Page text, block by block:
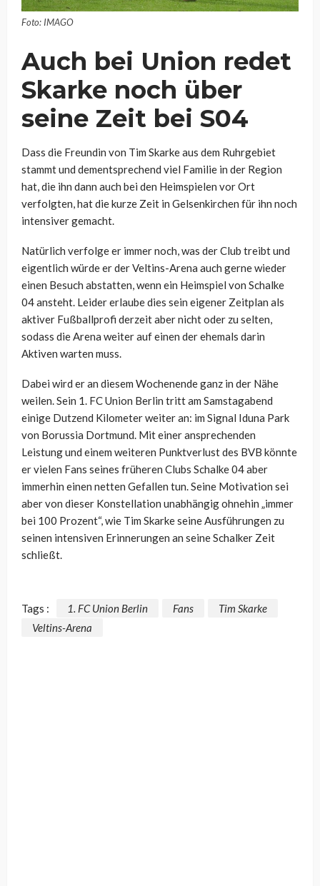
Foto: IMAGO
Auch bei Union redet
Skarke noch über
seine Zeit bei S04
Dass die Freundin von Tim Skarke aus dem Ruhrgebiet
stammt und dementsprechend viel Familie in der Region
hat, die ihn dann auch bei den Heimspielen vor Ort
verfolgten, hat die kurze Zeit in Gelsenkirchen für ihn noch
intensiver gemacht.
Natürlich verfolge er immer noch, was der Club treibt und
eigentlich würde er der Veltins-Arena auch gerne wieder
einen Besuch abstatten, wenn ein Heimspiel von Schalke
04 ansteht. Leider erlaube dies sein eigener Zeitplan als
aktiver Fußballprofi derzeit aber nicht oder zu selten,
sodass die Arena weiter auf einen der ehemals darin
Aktiven warten muss.
Dabei wird er an diesem Wochenende ganz in der Nähe
weilen. Sein 1. FC Union Berlin tritt am Samstagabend
einige Dutzend Kilometer weiter an: im Signal Iduna Park
von Borussia Dortmund. Mit einer ansprechenden
Leistung und einem weiteren Punktverlust des BVB könnte
er vielen Fans seines früheren Clubs Schalke 04 aber
immerhin einen netten Gefallen tun. Seine Motivation sei
aber von dieser Konstellation unabhängig ohnehin „immer
bei 100 Prozent“, wie Tim Skarke seine Ausführungen zu
seinen intensiven Erinnerungen an seine Schalker Zeit
schließt.
Tags : 1. FC Union Berlin Fans
Tim Skarke
Veltins-Arena